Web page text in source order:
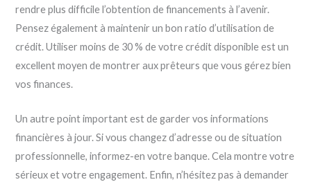
rendre plus difficile l’obtention de financements à l’avenir.
Pensez également à maintenir un bon ratio d’utilisation de
crédit. Utiliser moins de 30 % de votre crédit disponible est un
excellent moyen de montrer aux prêteurs que vous gérez bien
vos finances.
Un autre point important est de garder vos informations
financières à jour. Si vous changez d’adresse ou de situation
professionnelle, informez-en votre banque. Cela montre votre
sérieux et votre engagement. Enfin, n’hésitez pas à demander